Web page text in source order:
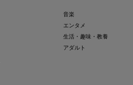
音楽
エンタメ
生活・趣味・教養
アダルト